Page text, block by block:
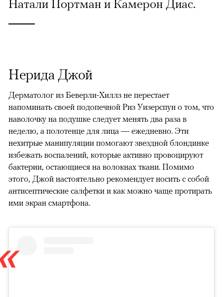
Натали Портман и Камерон Диас.
Нерида Джой
Дерматолог из Беверли-Хиллз не перестает
напоминать своей подопечной Риз Уизерспун о том, что
наволочку на подушке следует менять два раза в
неделю, а полотенце для лица — ежедневно. Эти
нехитрые манипуляции помогают звездной блондинке
избежать воспалений, которые активно провоцируют
бактерии, остающиеся на волокнах ткани. Помимо
этого, Джой настоятельно рекомендует носить с собой
антисептические салфетки и как можно чаще протирать
ими экран смартфона.